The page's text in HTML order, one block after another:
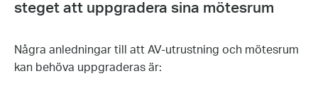
steget att uppgradera sina mötesrum
Några anledningar till att AV-utrustning och mötesrum
kan behöva uppgraderas är: